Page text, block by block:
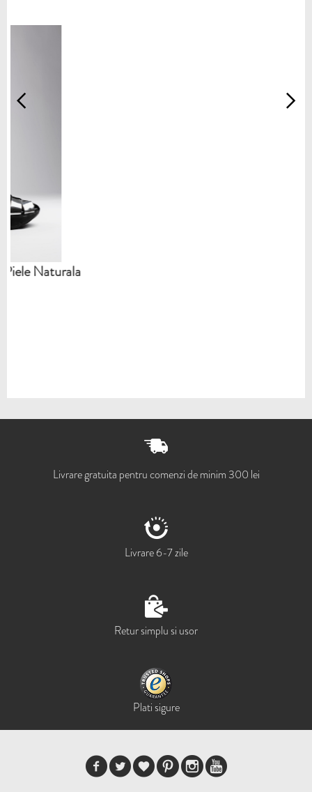
Livrare gratuita pentru comenzi de minim 300 lei
Livrare 6-7 zile
Retur simplu si usor
Plati sigure